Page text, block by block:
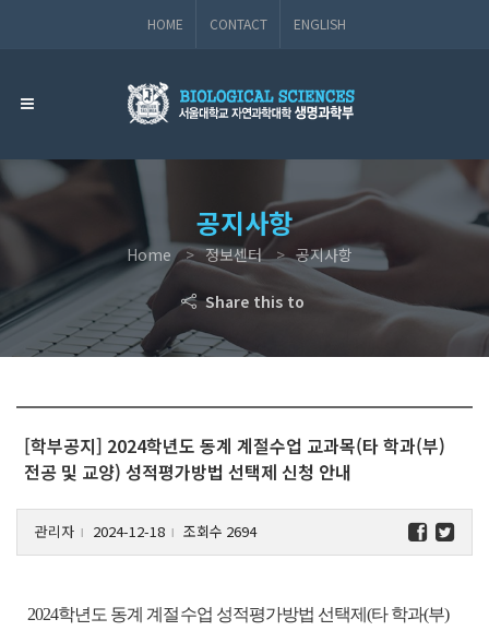
HOME CONTACT ENGLISH
공지사항
Home 정보센터 공지사항
Share this to
[학부공지] 2024학년도 동계 계절수업 교과목(타 학과(부)
전공 및 교양) 성적평가방법 선택제 신청 안내
관리자 l 2024-12-18 l 조회수 2694
2024학년도 동계 계절수업 성적평가방법 선택제(타 학과(부)